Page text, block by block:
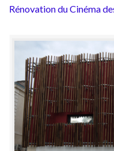
Rénovation du Cinéma